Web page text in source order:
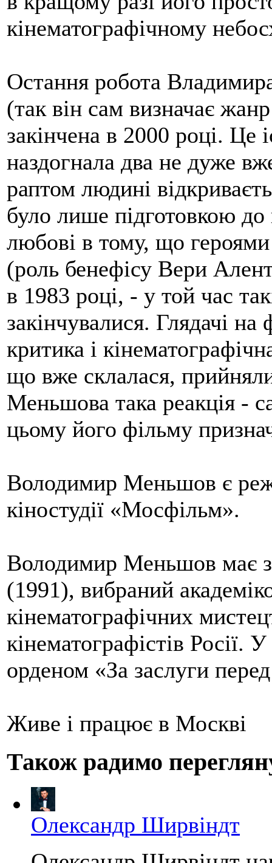
кінематографічному
Остання робота
(так він сам визначає
закінчена в 2000 році. Це
наздогнала два не дуже
раптом людині
було лише підготовкою до
любові в тому, що героями
(роль бенефісу Вери
в 1983 році, - у той час
закінчувалися. Глядачі на
критика і
що вже склалася,
Меньшова така реакція -
цьому його фільму
Володимир Меньшов є
кіностудії «Мосфільм».
Володимир Меньшов має
(1991), вибраний
кінематографічних
кінематографістів Росії.
орденом «За заслуги
Живе і працює в Москві
Також радимо
Олександр Ширвіндт